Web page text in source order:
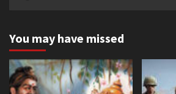
You may have missed